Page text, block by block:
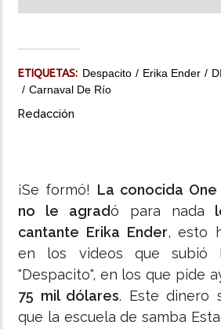
ETIQUETAS: Despacito Erika Ender
Carnaval De Río
Redacción
¡Se formó! La conocida One
no le agradó para nada
cantante Erika Ender, esto
en los videos que subió
"Despacito", en los que pide
75 mil dólares. Este dinero
que la escuela de samba